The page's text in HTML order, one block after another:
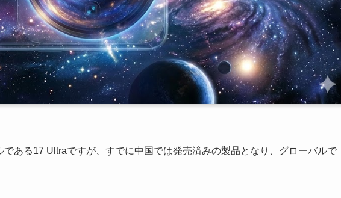
ある17 Ultraですが、すでに中国では発売済みの製品となり、グローバルで